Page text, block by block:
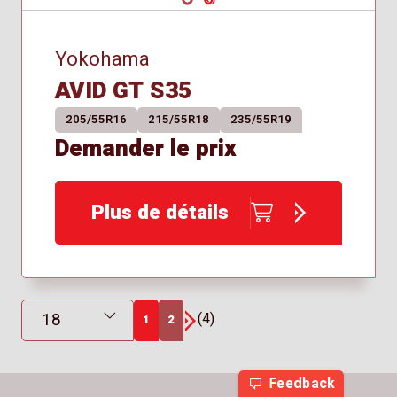
Yokohama
AVID GT S35
205/55R16 215/55R18 235/55R19
Demander le prix
Plus de détails
Résultats affichés
1 2Suivant
(4)